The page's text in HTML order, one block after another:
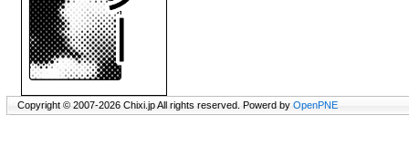
Copyright © 2007-2026 Chixi.jp All rights reserved. Powerd by OpenPNE